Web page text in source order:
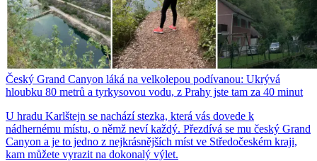
Český Grand Canyon láká na velkolepou podívanou: Ukrývá
hloubku 80 metrů a tyrkysovou vodu, z Prahy jste tam za 40 minut
U hradu Karlštejn se nachází stezka, která vás dovede k
nádhernému místu, o němž neví každý. Přezdívá se mu český Grand
Canyon a je to jedno z nejkrásnějších míst ve Středočeském kraji,
kam můžete vyrazit na dokonalý výlet.